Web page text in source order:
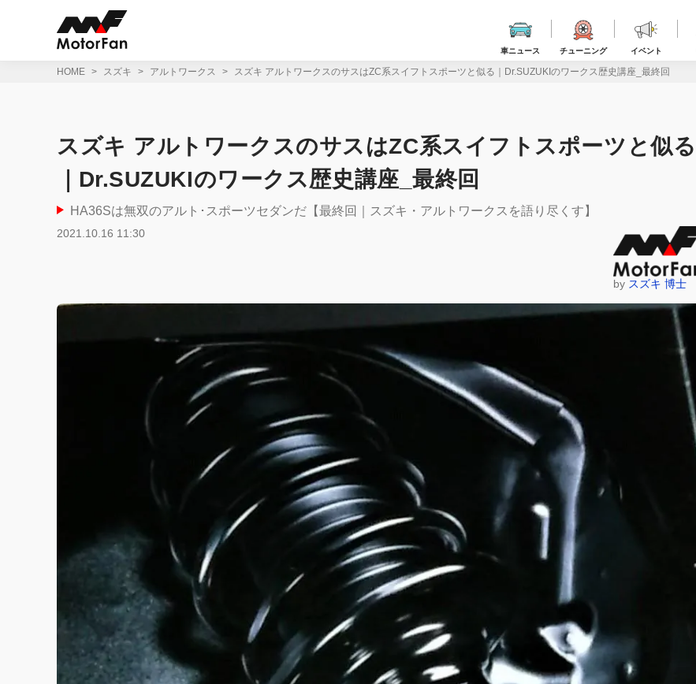
車ニュース チューニング イベント
HOME スズキ アルトワークス スズキ アルトワークスのサスはZC系スイフトスポーツと似る｜Dr.SUZUKIのワークス歴史講座_最終回
スズキ アルトワークスのサスはZC系スイフトスポーツと似る
｜Dr.SUZUKIのワークス歴史講座_最終回
HA36Sは無双のアルト･スポーツセダンだ【最終回｜スズキ・アルトワークスを語り尽くす】
2021.10.16 11:30
by スズキ 博士